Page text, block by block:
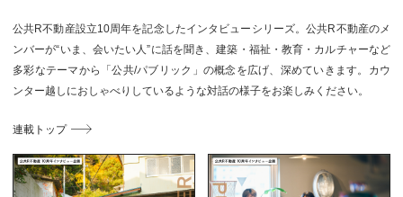
公共R不動産設立10周年を記念したインタビューシリーズ。公共R不動産のメ
ンバーが“いま、会いたい人”に話を聞き、建築・福祉・教育・カルチャーなど
多彩なテーマから「公共/パブリック」の概念を広げ、深めていきます。カウ
ンター越しにおしゃべりしているような対話の様子をお楽しみください。
連載トップ